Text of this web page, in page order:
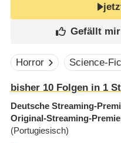
Horror Science-
bisher 10Folgen in 1
Deutsche Streaming-
Original-Streaming-
(Portugiesisch)